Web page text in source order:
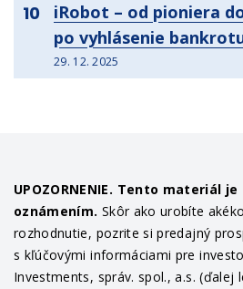
10
iRobot – od pioniera
po vyhlásenie
29. 12. 2025
UPOZORNENIE. Tento materiál
oznámením. Skôr ako urobíte
rozhodnutie, pozrite si predajný
s kľúčovými informáciami pre
Investments, správ. spol., a.s. (ďalej